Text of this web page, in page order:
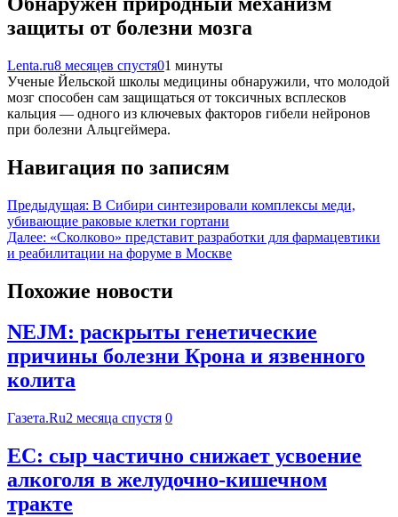
защиты от болезни мозга
Lenta.ru8 месяцев спустя01 минуты
Ученые Йельской школы медицины обнаружили, что молодой
мозг способен сам защищаться от токсичных всплесков
кальция — одного из ключевых факторов гибели нейронов
при болезни Альцгеймера.
Навигация по записям
Предыдущая: В Сибири синтезировали комплексы меди,
убивающие раковые клетки гортани
Далее: «Сколково» представит разработки для фармацевтики
и реабилитации на форуме в Москве
Похожие новости
NEJM: раскрыты генетические
причины болезни Крона и язвенного
колита
Газета.Ru2 месяца спустя 0
EC: сыр частично снижает усвоение
алкоголя в желудочно-кишечном
тракте